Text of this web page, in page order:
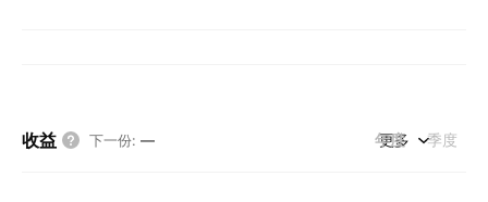
收益 下一份: — 年度 季度
更多